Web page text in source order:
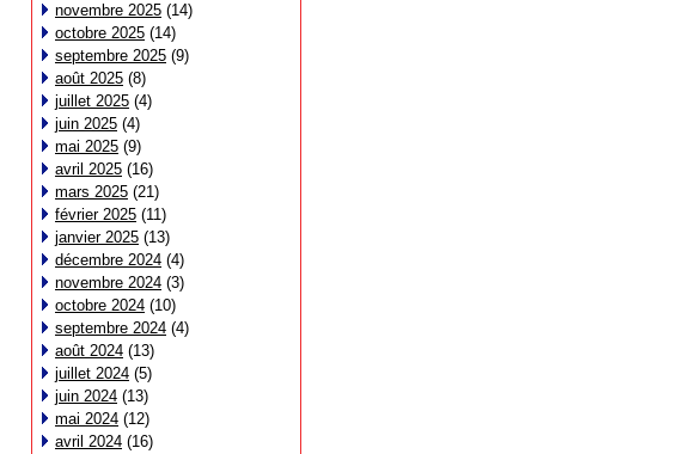
novembre 2025 (14)
octobre 2025 (14)
septembre 2025 (9)
août 2025 (8)
juillet 2025 (4)
juin 2025 (4)
mai 2025 (9)
avril 2025 (16)
mars 2025 (21)
février 2025 (11)
janvier 2025 (13)
décembre 2024 (4)
novembre 2024 (3)
octobre 2024 (10)
septembre 2024 (4)
août 2024 (13)
juillet 2024 (5)
juin 2024 (13)
mai 2024 (12)
avril 2024 (16)